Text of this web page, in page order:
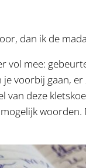
dan ik de
vol mee:
je voorbij gaan,
van deze